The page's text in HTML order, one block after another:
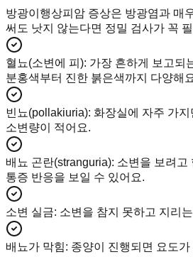
방광이행상피암 증상은 방광염과 매
써도 낫지 않는다면 정밀 검사가 꼭
혈뇨(소변에 피): 가장 흔하게 보고되
분홍색부터 진한 붉은색까지 다양해
빈뇨(pollakiuria): 화장실에 자주 가
소변량이 적어요.
배뇨 곤란(stranguria): 소변을 보려고
통증 반응을 보일 수 있어요.
소변 실금: 소변을 참지 못하고 지리
배뇨가 막힘: 종양이 진행되면 요도